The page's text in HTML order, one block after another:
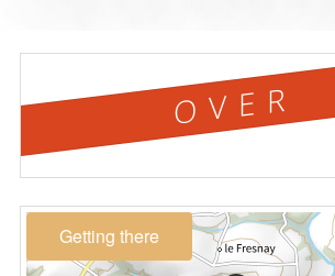
OVER
Getting there